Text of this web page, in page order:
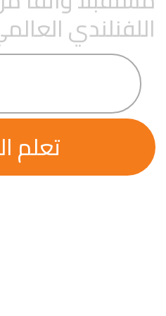
العالمي.
تعلم